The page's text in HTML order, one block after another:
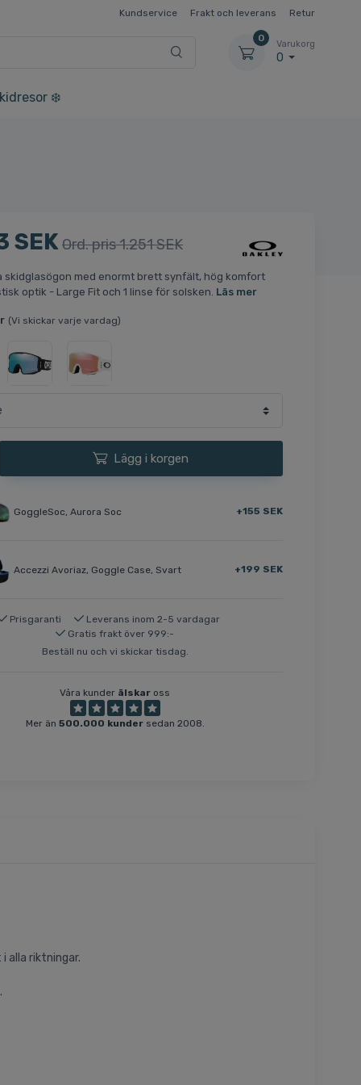
Kundservice Frakt och leverans Retur
0
Varukorg
0
❄️
SEK Ord. pris 1.251 SEK
skidglasögon med enormt brett synfält, hög komfort
optik - Large Fit och 1 linse för solsken. Läs mer
(Vi skickar varje vardag)
Lägg i korgen
GoggleSoc, Aurora Soc +155 SEK
Accezzi Avoriaz, Goggle Case, Svart +199 SEK
Prisgaranti
Leverans inom 2-5 vardagar
Gratis frakt över 999:-
Beställ nu och vi skickar tisdag.
Våra kunder älskar oss
Mer än 500.000 kundersedan 2008.
alla riktningar.